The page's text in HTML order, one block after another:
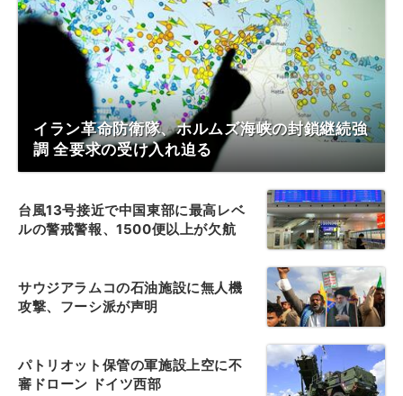
イラン革命防衛隊、ホルムズ海峡の封鎖継続強
調 全要求の受け入れ迫る
台風13号接近で中国東部に最高レベ
ルの警戒警報、1500便以上が欠航
サウジアラムコの石油施設に無人機
攻撃、フーシ派が声明
パトリオット保管の軍施設上空に不
審ドローン ドイツ西部